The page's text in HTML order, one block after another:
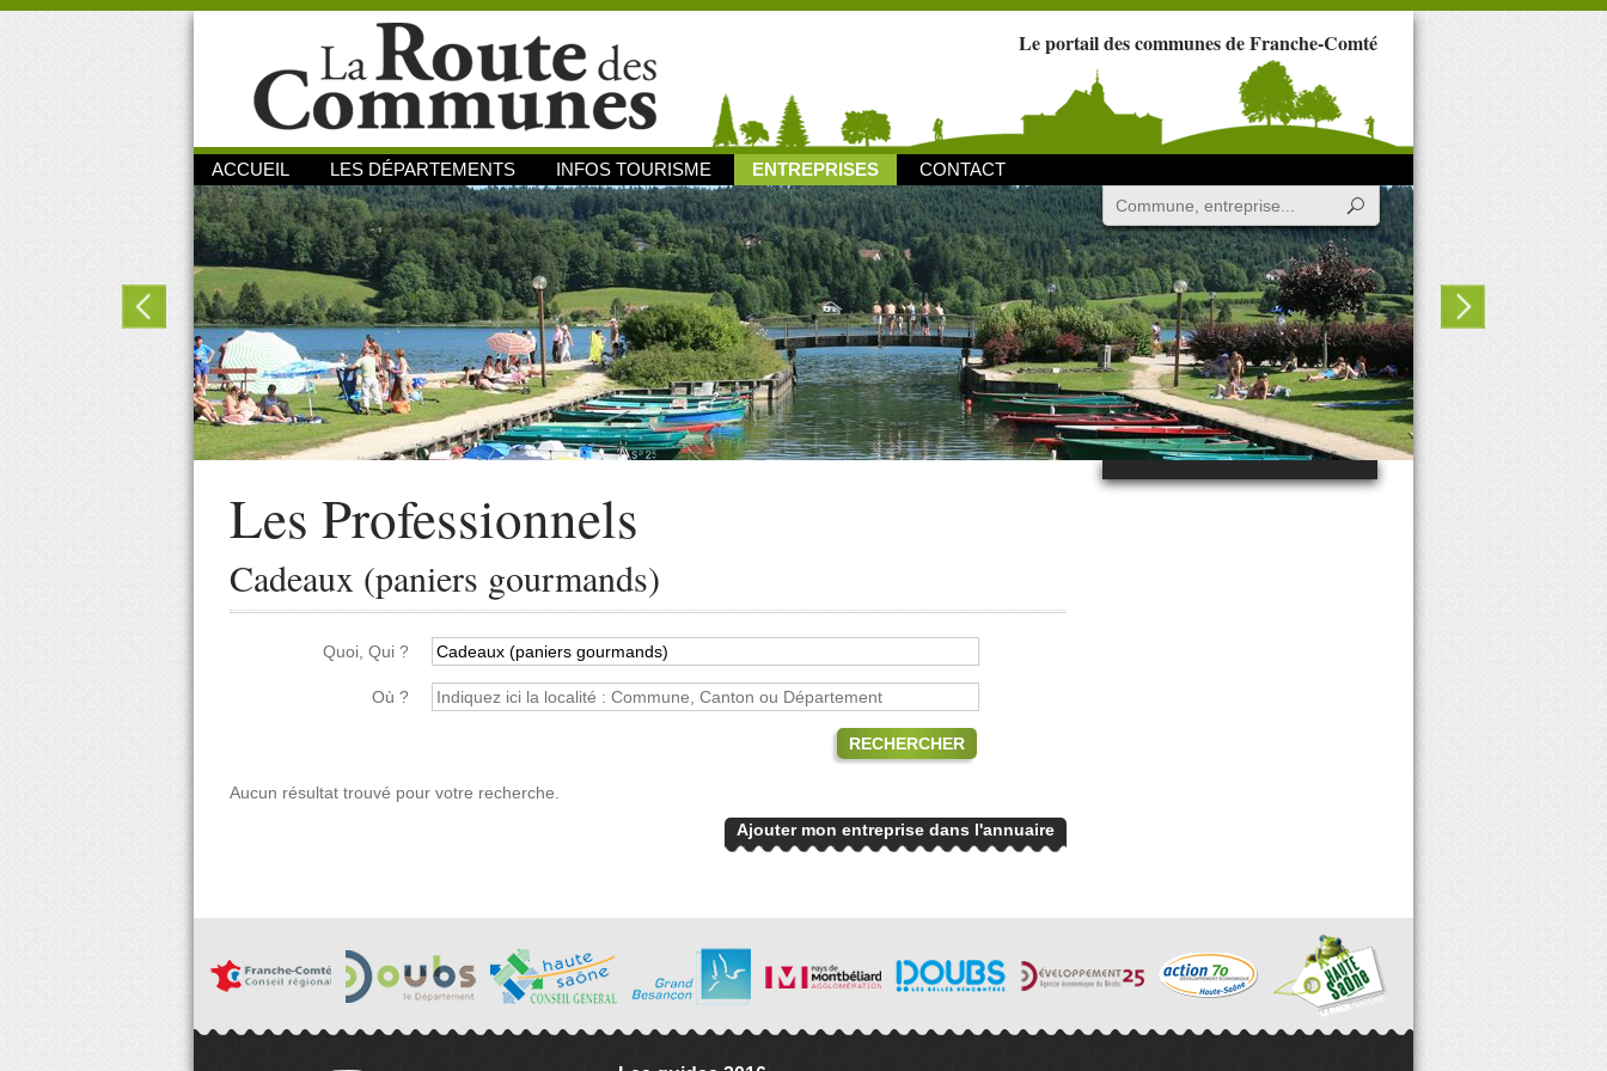
Le portail des communes de Franche-Comté
ACCUEIL LES DÉPARTEMENTS INFOS TOURISME ENTREPRISES CONTACT
Les Professionnels
Cadeaux (paniers gourmands)
Quoi, Qui ?
Où ?
RECHERCHER
Aucun résultat trouvé pour votre recherche.
Ajouter mon entreprise dans l'annuaire